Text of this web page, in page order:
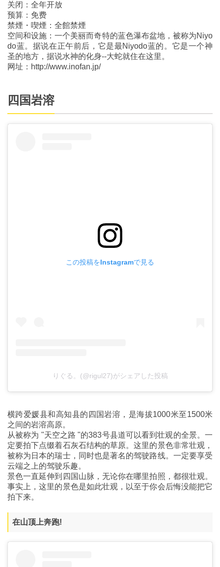
关闭：全年开放
预算：免费
禁煙・喫煙：全館禁煙
空间和设施：一个美丽而奇特的蓝色瀑布盆地，被称为Niyo
do蓝。据说在正午前后，它是最Niyodo蓝的。它是一个神
圣的地方，据说水神的化身--大蛇就住在这里。
网址：http://www.inofan.jp/
四国岩溶
この投稿をInstagramで見る
りぐる。(@rigul27)がシェアした投稿
横跨爱媛县和高知县的四国岩溶，是海拔1000米至1500米
之间的岩溶高原。
从被称为 "天空之路 "的383号县道可以看到壮观的全景。一
定要拍下点缀着石灰石结构的草原。这里的景色非常壮观，
被称为日本的瑞士，同时也是著名的驾驶路线。一定要享受
云端之上的驾驶乐趣。
景色一直延伸到四国山脉，无论你在哪里拍照，都很壮观。
事实上，这里的景色是如此壮观，以至于你会后悔没能把它
拍下来。
在山顶上奔跑!